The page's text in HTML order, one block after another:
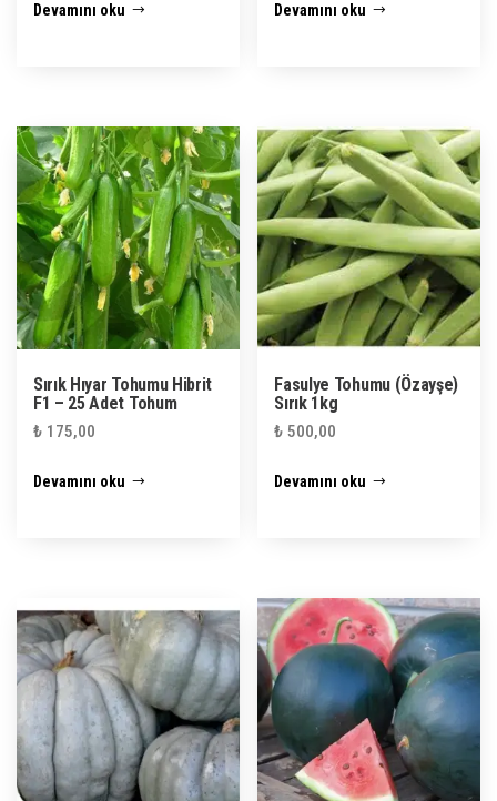
Devamını oku Devamını oku
Sırık Hıyar Tohumu Hibrit
F1 – 25 Adet Tohum
₺ 175,00
Devamını oku
Fasulye Tohumu (Özayşe)
Sırık 1kg
₺ 500,00
Devamını oku